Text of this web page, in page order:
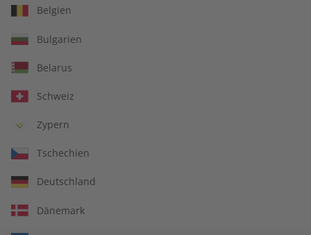
In jeder Ausgabe spannende Einblicke und aktuelle Berichte
Großer Sprachteil mit Grammatik- und Wortschatzübungen
Belgien
Bulgarien
Belarus
Schweiz
Zypern
Tschechien
Deutschland
Dänemark